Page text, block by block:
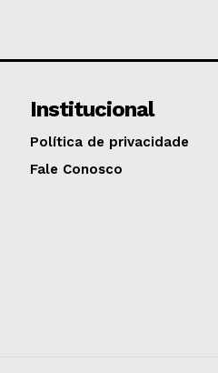
Institucional
Política de privacidade
Fale Conosco